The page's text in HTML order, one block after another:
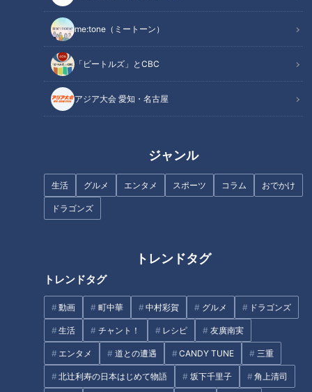
me:tone（ミートーン）
「ビートルズ」とCBC
アジア大会 愛知・名古屋
ジャンル
生活 グルメ エンタメ スポーツ コラム おでかけ
ドラゴンズ
トレンドタグ
トレンドタグ
動画 町中華 中村彩賀 グルメ ドラゴンズ
生活 チャント！ レシピ 友廣南実
エンタメ 道との遭遇 CANDY TUNE 三重
北辻利寿の日本はじめて物語 坂下千里子 角上清司
#道との遭遇 #ミキ #番組 #テレビ #京都 #兵庫
#山陰街道 #隧道 #道マニア #ユニークな道
この記事の画像を見る
この記事を見たあなたへのおすすめ
浸水した立ち入り禁止の坑道に
新緑を満喫できる“絶景ブラン
コ”！？毎日クリスマス気分にな
れるツリーハウスも…東海の最
実物大のゾウの像、希少サルの
引越し…愛知県のアニマルニュ
ース